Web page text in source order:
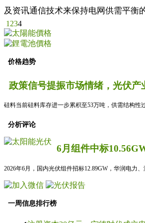
及资讯通信技术来保持电网供需平衡
1 234
价格趋势
政策信号提振市场情绪，光伏产
硅料当前硅料库存进一步累积至53万吨，供需结构
分析评论
6月组件中标
2026年6月，国内光伏组件招标12.89GW，华润电力
一周信息排行榜